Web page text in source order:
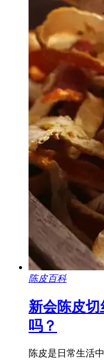
陈皮百科
新会陈皮
吗？
陈皮是日常生活